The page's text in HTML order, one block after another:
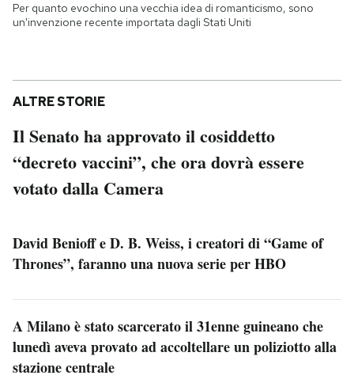
Per quanto evochino una vecchia idea di romanticismo, sono
un'invenzione recente importata dagli Stati Uniti
ALTRE STORIE
Il Senato ha approvato il cosiddetto
“decreto vaccini”, che ora dovrà essere
votato dalla Camera
David Benioff e D. B. Weiss, i creatori di “Game of
Thrones”, faranno una nuova serie per HBO
A Milano è stato scarcerato il 31enne guineano che
lunedì aveva provato ad accoltellare un poliziotto alla
stazione centrale